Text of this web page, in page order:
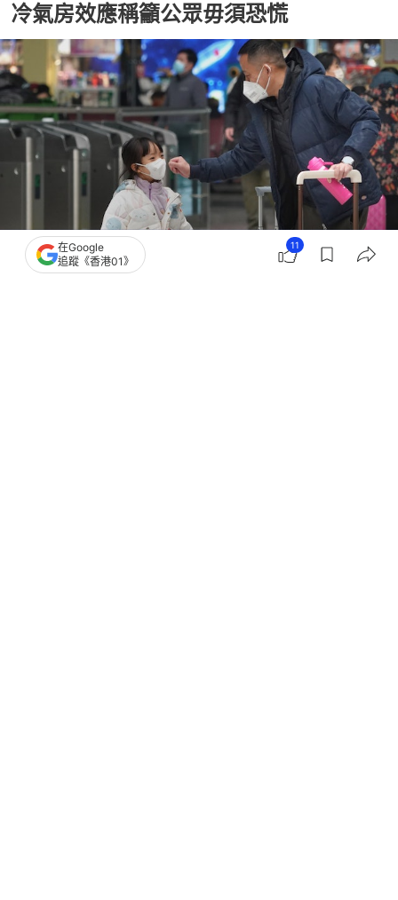
冷氣房效應稱籲公眾毋須恐慌
撰文：林芷瑩
在Google
追蹤《香港01》
11